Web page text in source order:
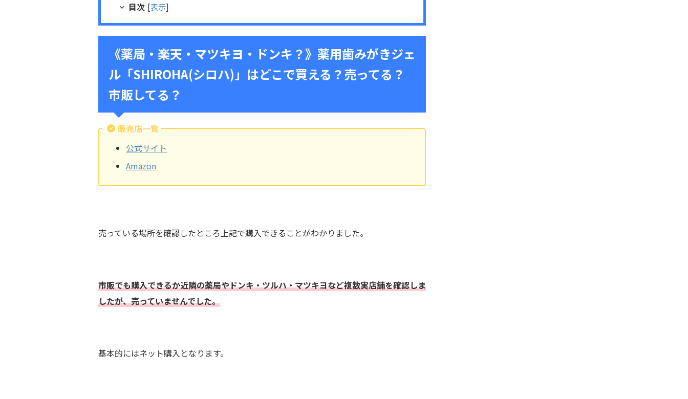
目次 [表示]
《薬局・楽天・マツキヨ・ドンキ？》薬用歯みがきジェ
ル「SHIROHA(シロハ)」はどこで買える？売ってる？
市販してる？
販売店一覧
公式サイト
Amazon
売っている場所を確認したところ上記で購入できることがわかりました。
市販でも購入できるか近隣の薬局やドンキ・ツルハ・マツキヨなど複数実店舗を確認しま
したが、売っていませんでした。
基本的にはネット購入となります。